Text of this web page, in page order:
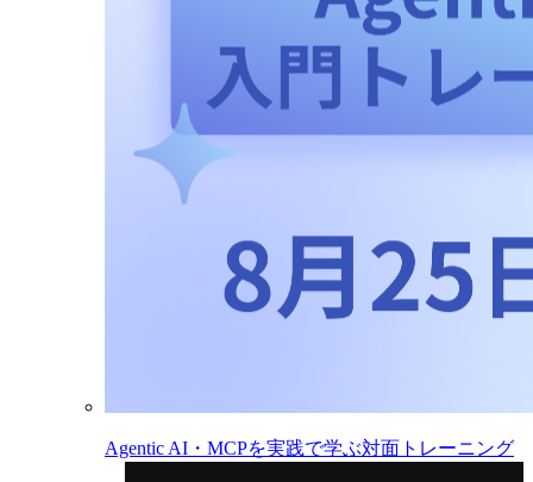
Agentic AI・MCPを実践で学ぶ対面トレーニング